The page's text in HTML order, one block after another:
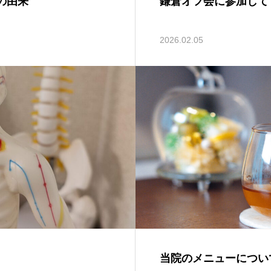
2026.02.05
当院のメニューについ